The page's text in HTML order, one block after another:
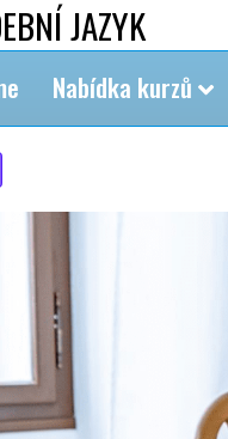
JAZYK
Nabídka kurzů